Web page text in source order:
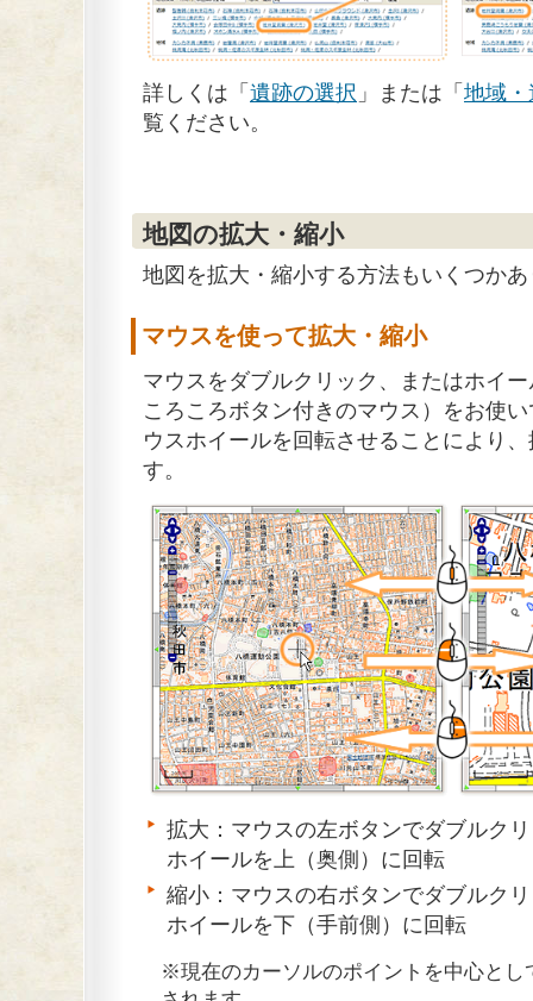
詳しくは「 遺跡の選択 」または「 地域
覧ください。
地図の拡大・縮小
地図を拡大・縮小する方法もいくつか
マウスを使って拡大・縮小
マウスをダブルクリック、またはホイ
ころころボタン付きのマウス）をお使
ウスホイールを回転させることにより
す。
拡大：マウスの左ボタンでダブルク
ホイールを上（奥側）に回転
縮小：マウスの右ボタンでダブルク
ホイールを下（手前側）に回転
※現在のカーソルのポイントを中心とし